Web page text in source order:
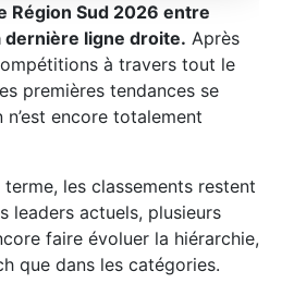
RÉGION SUD 2026
est lancé
fin, les classements entrent
Région Sud 2026 entre
dernière ligne droite. Après
à travers tout le
premières tendances se
encore totalement
les classements restent
leaders actuels, plusieurs
faire évoluer la hiérarchie,
que dans les catégories.